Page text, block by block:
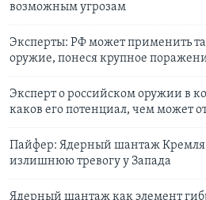
возможным угрозам
Эксперты: РФ может применить
оружие, понеся крупное
Эксперт о российском оружии в
каков его потенциал, чем может
Пайфер: Ядерный шантаж Кремля
излишнюю тревогу у Запада
Ядерный шантаж как элемент